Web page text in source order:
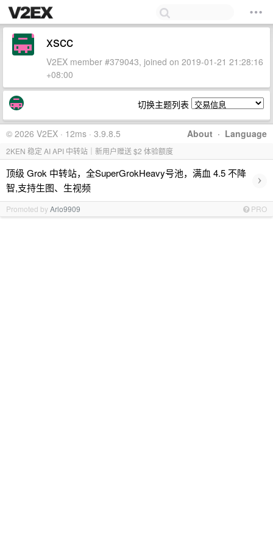
xscc
V2EX member #379043, joined on 2019-01-21 21:28:16
+08:00
切换主题列表
About · Language
© 2026 V2EX · 12ms · 3.9.8.5
2KEN 稳定 AI API 中转站｜新用户赠送 $2 体验额度
顶级 Grok 中转站，全SuperGrokHeavy号池，满血 4.5 不降
智,支持生图、生视频
›
Promoted byArlo9909 PRO